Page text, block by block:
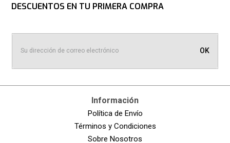
DESCUENTOS EN TU PRIMERA COMPRA
OK
Información
Política de Envío
Términos y Condiciones
Sobre Nosotros